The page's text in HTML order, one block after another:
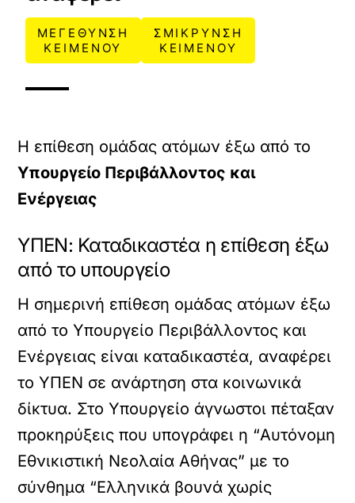
ΜΕΓΕΘΥΝΣΗ
ΚΕΙΜΕΝΟΥ
ΣΜΙΚΡΥΝΣΗ
ΚΕΙΜΕΝΟΥ
Η επίθεση ομάδας ατόμων έξω από το
Υπουργείο Περιβάλλοντος και
Ενέργειας
ΥΠΕΝ: Καταδικαστέα η επίθεση έξω
από το υπουργείο
Η σημερινή επίθεση ομάδας ατόμων έξω
από το Υπουργείο Περιβάλλοντος και
Ενέργειας είναι καταδικαστέα, αναφέρει
το ΥΠΕΝ σε ανάρτηση στα κοινωνικά
δίκτυα. Στο Υπουργείο άγνωστοι πέταξαν
προκηρύξεις που υπογράφει η “Αυτόνομη
Εθνικιστική Νεολαία Αθήνας” με το
σύνθημα “Ελληνικά βουνά χωρίς